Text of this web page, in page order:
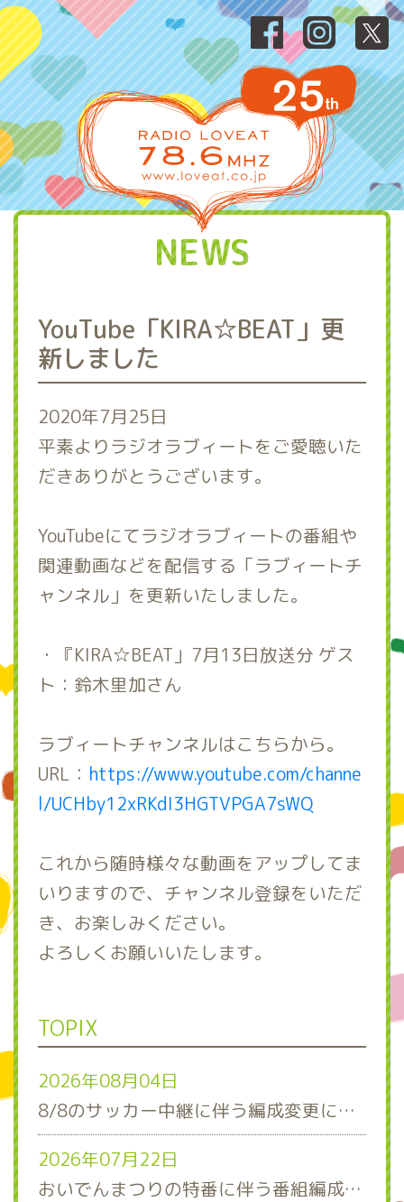
NEWS
YouTube「KIRA☆BEAT」更
新しました
2020年7月25日
平素よりラジオラブィートをご愛聴いた
だきありがとうございます。
YouTubeにてラジオラブィートの番組や
関連動画などを配信する「ラブィートチ
ャンネル」を更新いたしました。
・『KIRA☆BEAT」7月13日放送分 ゲス
ト：鈴木里加さん
ラブィートチャンネルはこちらから。
URL： https://www.youtube.com/channe
l/UCHby12xRKdI3HGTVPGA7sWQ
これから随時様々な動画をアップしてま
いりますので、チャンネル登録をいただ
き、お楽しみください。
よろしくお願いいたします。
TOPIX
2026年08月04日
8/8のサッカー中継に伴う編成変更について
2026年07月22日
おいでんまつりの特番に伴う番組編成について